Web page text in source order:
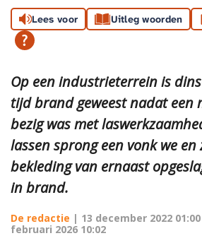
Lees voor Uitleg woorden
Op een industrieterrein is
tijd brand geweest nadat een
bezig was met
lassen sprong een vonk we en
bekleding van ernaast
in brand.
De redactie | 13 december 2022 01:00
februari 2026 10:02